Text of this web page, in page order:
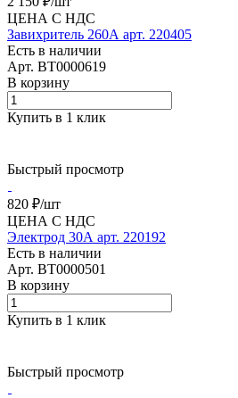
ЦЕНА С НДС
Завихритель 260А арт. 220405
Есть в наличии
Арт. BT0000619
В корзину
Купить в 1 клик
Быстрый просмотр
820 ₽/шт
ЦЕНА С НДС
Электрод 30А арт. 220192
Есть в наличии
Арт. BT0000501
В корзину
Купить в 1 клик
Быстрый просмотр